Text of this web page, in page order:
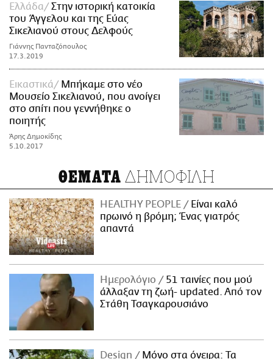
Ελλάδα
Στην ιστορική κατοικία
του Άγγελου και της Εύας
Σικελιανού στους Δελφούς
Γιάννης Πανταζόπουλος
17.3.2019
Εικαστικά
Μπήκαμε στο νέο
Μουσείο Σικελιανού, που ανοίγει
στο σπίτι που γεννήθηκε ο
ποιητής
Άρης Δημοκίδης
5.10.2017
ΘΕΜΑΤΑ ΔΗΜΟΦΙΛΗ
HEALTHY PEOPLE
Είναι καλό
πρωινό η βρόμη; Ένας γιατρός
απαντά
Ημερολόγιο
51 ταινίες που μού
άλλαξαν τη ζωή- updated. Aπό τον
Στάθη Τσαγκαρουσιάνο
Design Μόνο στα όνειρα: Τα